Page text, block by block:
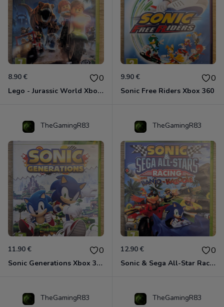
8.90 € 0
Lego - Jurassic World Xbox 360
9.90 € 0
Sonic Free Riders Xbox 360
TheGamingR83
11.90 € 0
Sonic Generations Xbox 360
TheGamingR83
12.90 € 0
Sonic & Sega All-Star Racing avec Banjo-Kazooie Xbox 360
TheGamingR83 TheGamingR83